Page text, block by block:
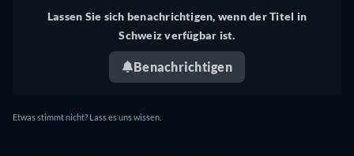
Lassen Sie sich benachrichtigen, wenn der Titel in
Schweiz verfügbar ist.
Benachrichtigen
Etwas stimmt nicht? Lass es uns wissen.